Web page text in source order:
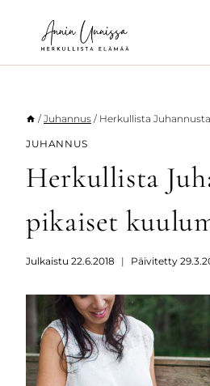
sisältöön
/ Juhannus / Herkullista
JUHANNUS
Herkullista
pikaiset
Julkaistu 22.6.2018 Päivitetty